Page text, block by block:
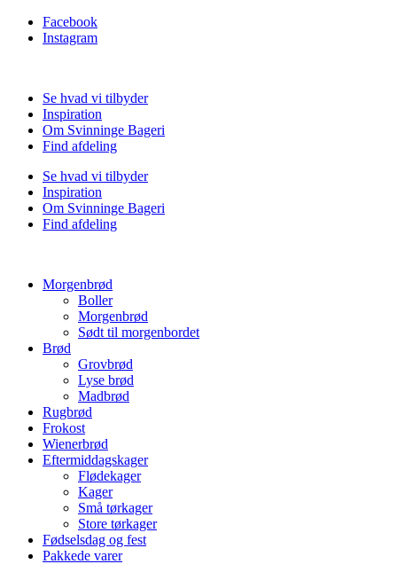
Facebook
Instagram
Se hvad vi tilbyder
Inspiration
Om Svinninge Bageri
Find afdeling
Se hvad vi tilbyder
Inspiration
Om Svinninge Bageri
Find afdeling
Morgenbrød
Boller
Morgenbrød
Sødt til morgenbordet
Brød
Grovbrød
Lyse brød
Madbrød
Rugbrød
Frokost
Wienerbrød
Eftermiddagskager
Flødekager
Kager
Små tørkager
Store tørkager
Fødselsdag og fest
Pakkede varer